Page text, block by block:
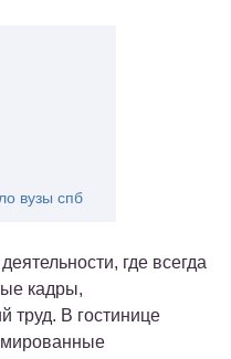
вузы спб
где всегда
кадры,
труд. В гостинице